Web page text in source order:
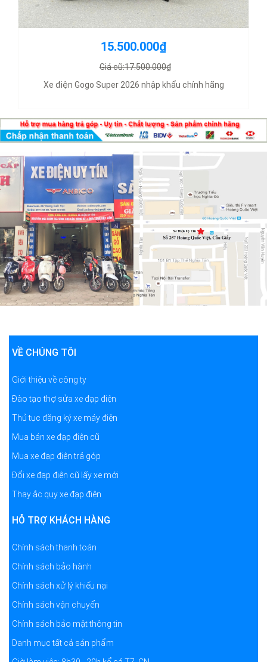
15.500.000₫
Giá cũ:17.500.000₫
Xe điện Gogo Super 2026 nhập khẩu chính hãng
VỀ CHÚNG TÔI
Giới thiệu về công ty
Đào tạo thợ sửa xe đạp điện
Thủ tục đăng ký xe máy điện
Mua bán xe đạp điện cũ
Mua xe đạp điện trả góp
Đổi xe đạp điện cũ lấy xe mới
Thay ắc quy xe đạp điện
HỖ TRỢ KHÁCH HÀNG
Chính sách thanh toán
Chính sách bảo hành
Chính sách xử lý khiếu nại
Chính sách vận chuyển
Chính sách bảo mật thông tin
Danh mục tất cả sản phẩm